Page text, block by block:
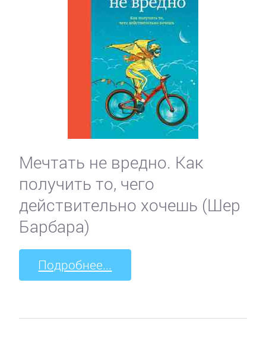
Мечтать не вредно. Как
получить то, чего
действительно хочешь (Шер
Барбара)
Подробнее...